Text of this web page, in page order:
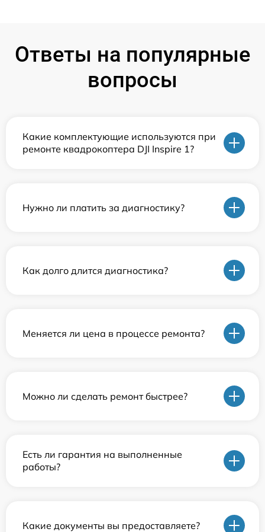
Ответы на популярные
вопросы
Какие комплектующие используются при
ремонте квадрокоптера DJI Inspire 1?
Нужно ли платить за диагностику?
Как долго длится диагностика?
Меняется ли цена в процессе ремонта?
Можно ли сделать ремонт быстрее?
Есть ли гарантия на выполненные
работы?
Какие документы вы предоставляете?